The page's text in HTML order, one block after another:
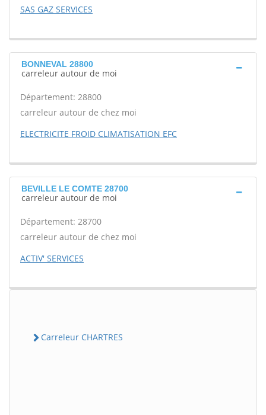
SAS GAZ SERVICES
BONNEVAL 28800
carreleur autour de moi
Département: 28800
carreleur autour de chez moi
ELECTRICITE FROID CLIMATISATION EFC
BEVILLE LE COMTE 28700
carreleur autour de moi
Département: 28700
carreleur autour de chez moi
ACTIV' SERVICES
Carreleur CHARTRES